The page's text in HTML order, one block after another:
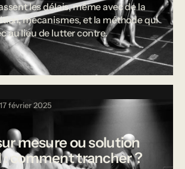
les délais, même avec de la
mécanismes, et la méthode qui
au lieu de lutter contre.
17 février 2025
mesure ou solution
: comment trancher ?